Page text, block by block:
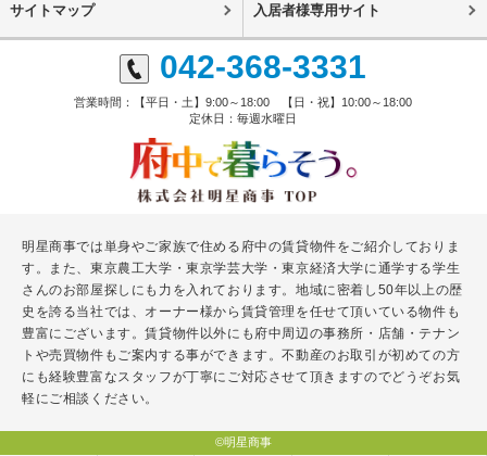
サイトマップ 入居者様専用サイト
042-368-3331
営業時間：【平日・土】9:00～18:00 【日・祝】10:00～18:00
定休日：毎週水曜日
明星商事では単身やご家族で住める府中の賃貸物件をご紹介しておりま
す。また、東京農工大学・東京学芸大学・東京経済大学に通学する学生
さんのお部屋探しにも力を入れております。地域に密着し50年以上の歴
史を誇る当社では、オーナー様から賃貸管理を任せて頂いている物件も
豊富にございます。賃貸物件以外にも府中周辺の事務所・店舗・テナン
トや売買物件もご案内する事ができます。不動産のお取引が初めての方
にも経験豊富なスタッフが丁寧にご対応させて頂きますのでどうぞお気
軽にご相談ください。
©明星商事